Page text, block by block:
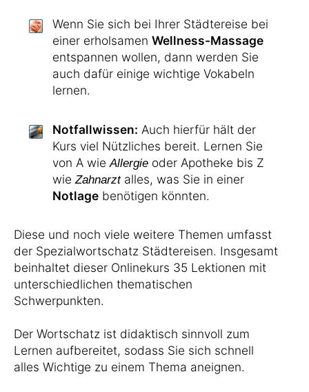
Wenn Sie sich bei Ihrer Städtereise bei
einer erholsamen Wellness-Massage
entspannen wollen, dann werden Sie
auch dafür einige wichtige Vokabeln
lernen.
Notfallwissen: Auch hierfür hält der
Kurs viel Nützliches bereit. Lernen Sie
von A wie Allergie oder Apotheke bis Z
wie Zahnarztalles, was Sie in einer
Notlage benötigen könnten.
Diese und noch viele weitere Themen umfasst
der Spezialwortschatz Städtereisen. Insgesamt
beinhaltet dieser Onlinekurs 35 Lektionen mit
unterschiedlichen thematischen
Schwerpunkten.
Der Wortschatz ist didaktisch sinnvoll zum
Lernen aufbereitet, sodass Sie sich schnell
alles Wichtige zu einem Thema aneignen.